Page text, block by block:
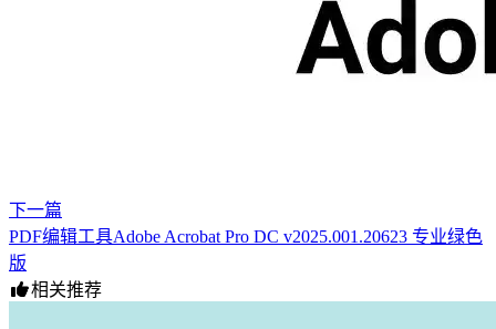
下一篇
PDF编辑工具Adobe Acrobat Pro DC v2025.001.20623 专业绿色
版
相关推荐